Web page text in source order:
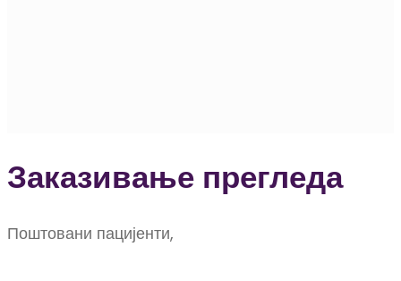
Заказивање прегледа
Поштовани пацијенти,